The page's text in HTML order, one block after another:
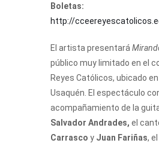
Boletas:
http://
El artista presentará
público muy limitado en el
Reyes Católicos, ubicado
Usaquén. El espectáculo
acompañamiento de la
Salvador Andrades, el
Carrasco y Juan Fariñas,